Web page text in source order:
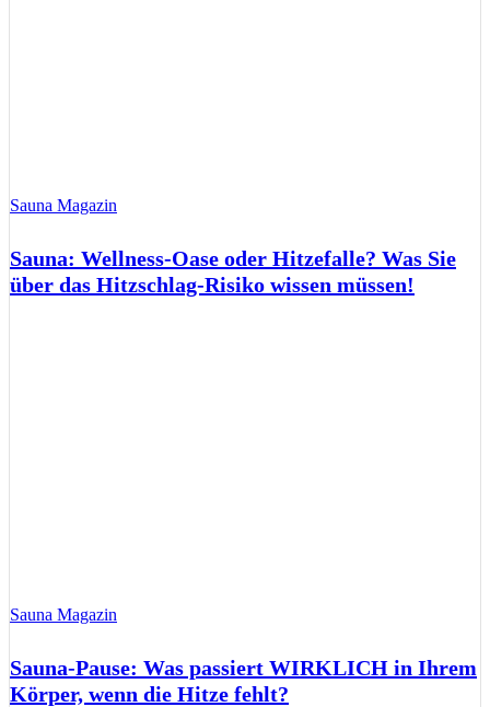
Sauna Magazin
Sauna: Wellness-Oase oder Hitzefalle? Was Sie
über das Hitzschlag-Risiko wissen müssen!
Sauna Magazin
Sauna-Pause: Was passiert WIRKLICH in Ihrem
Körper, wenn die Hitze fehlt?